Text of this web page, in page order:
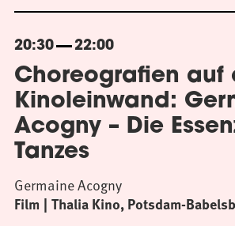
20:30 22:00
Choreografien auf
Kinoleinwand:
Acogny – Die
Tanzes
Film Thalia Kino, Potsdam-
Germaine Acogny